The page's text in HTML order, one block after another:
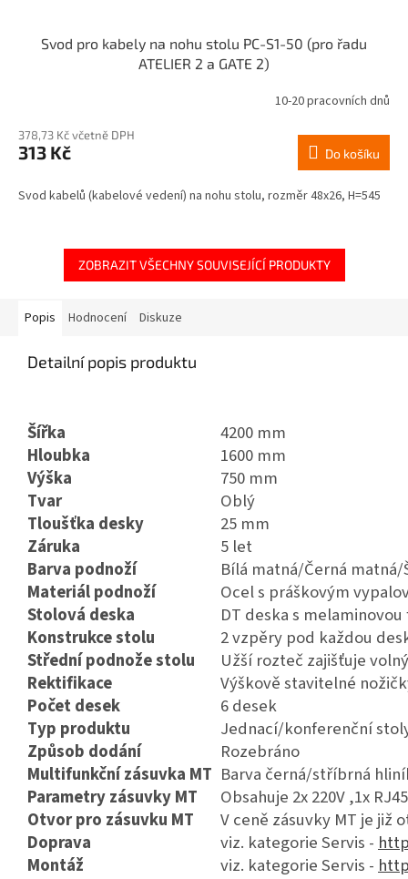
Svod pro kabely na nohu stolu PC-S1-50 (pro řadu
ATELIER 2 a GATE 2)
10-20 pracovních dnů
378,73 Kč včetně DPH
313 Kč Do košíku
Svod kabelů (kabelové vedení) na nohu stolu, rozměr 48x26, H=545
ZOBRAZIT VŠECHNY SOUVISEJÍCÍ PRODUKTY
Popis Hodnocení Diskuze
Detailní popis produktu
Šířka
4200 mm
Hloubka
1600 mm
Výška
750 mm
Tvar
Oblý
Tloušťka desky
25 mm
Záruka
5 let
Barva podnoží
Bílá matná/Černá matná/
Materiál podnoží
Ocel s práškovým
Stolová deska
DT deska s
Konstrukce stolu
2 vzpěry pod každou
Střední podnože stolu
Užší rozteč zajišťuje
Rektifikace
Výškově stavitelné
Počet desek
6 desek
Typ produktu
Jednací/konferenční
Způsob dodání
Rozebráno
Multifunkční zásuvka MT Barva černá/stříbrná
Parametry zásuvky MT
Obsahuje 2x 220V ,1x
Otvor pro zásuvku MT
V ceně zásuvky MT je již
Doprava
viz. kategorie Servis -
Montáž
viz. kategorie Servis -